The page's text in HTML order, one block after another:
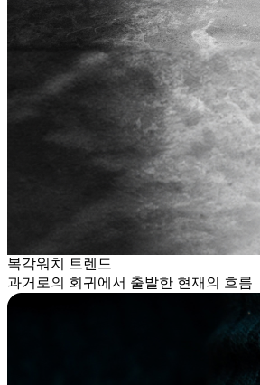
복각워치 트렌드
과거로의 회귀에서 출발한 현재의 흐름